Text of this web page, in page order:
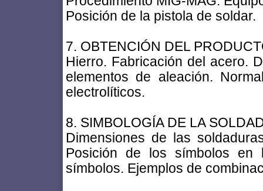
Posición de la pistola de soldar.
7. OBTENCIÓN DEL
Hierro. Fabricación del acero.
elementos de aleación.
electrolíticos.
8. SIMBOLOGÍA DE LA
Dimensiones de las
Posición de los símbolos en
símbolos. Ejemplos de